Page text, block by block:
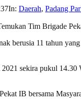
In: Daerah, Padang
berusia 11 tahun
sekira pukul
IB bersama